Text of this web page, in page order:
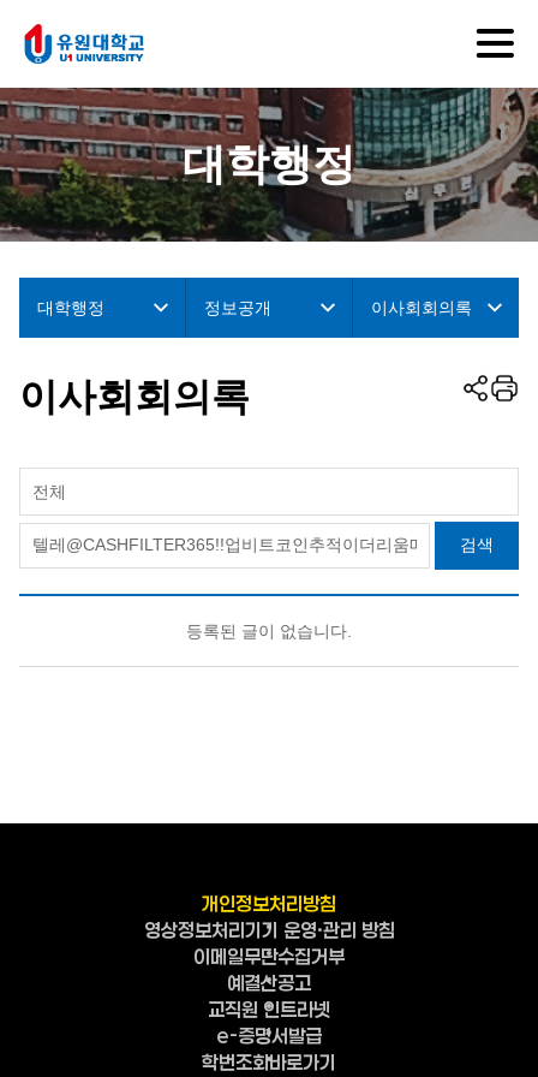
대학행정
대학행정 정보공개 이사회회의록
이사회회의록
전체
검색
등록된 글이 없습니다.
개인정보처리방침
영상정보처리기기 운영·관리 방침
이메일무단수집거부
예결산공고
교직원 인트라넷
e-증명서발급
학번조회바로가기